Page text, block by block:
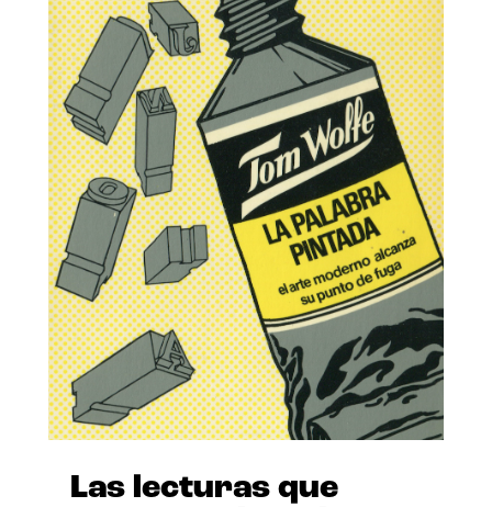
Las lecturas que